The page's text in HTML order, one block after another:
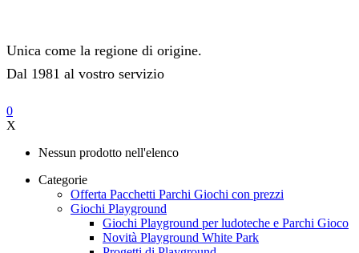
Unica come la regione di origine.
Dal 1981 al vostro servizio
0
X
Nessun prodotto nell'elenco
Categorie
Offerta Pacchetti Parchi Giochi con prezzi
Giochi Playground
Giochi Playground per ludoteche e Parchi Gioco
Novità Playground White Park